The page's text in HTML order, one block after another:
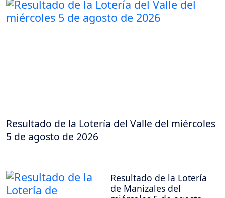
Resultado de la Lotería del Valle del miércoles
5 de agosto de 2026
Resultado de la Lotería
de Manizales del